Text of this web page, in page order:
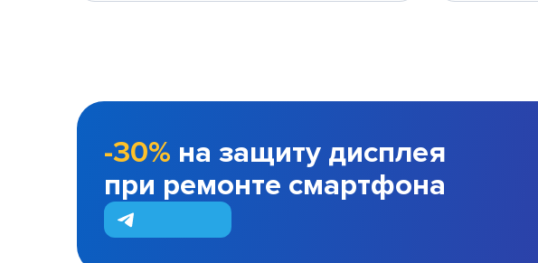
-30% на защиту дисплея
при ремонте смартфона